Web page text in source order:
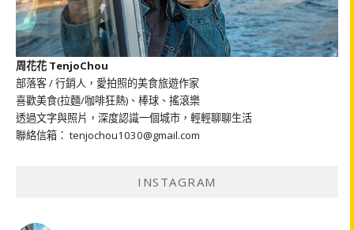
周花花 TenjoChou
部落客 / 行銷人，愛拍照的美食旅遊作家
喜歡美食(拉麵/咖啡狂熱)、棒球、搖滾樂
透過文字與照片，深度認識一個城市，輕輕聊聊生活
聯絡信箱： tenjochou1030@gmail.com
INSTAGRAM